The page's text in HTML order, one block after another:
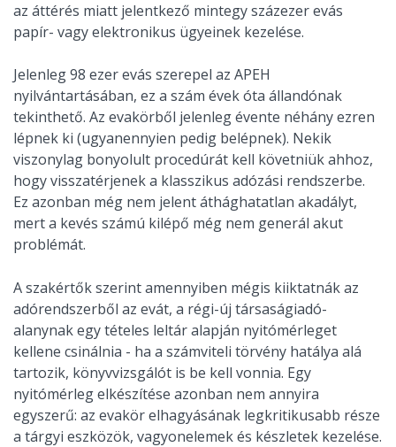
az áttérés miatt jelentkező mintegy százezer evás
papír- vagy elektronikus ügyeinek kezelése.
Jelenleg 98 ezer evás szerepel az APEH
nyilvántartásában, ez a szám évek óta állandónak
tekinthető. Az evakörből jelenleg évente néhány ezren
lépnek ki (ugyanennyien pedig belépnek). Nekik
viszonylag bonyolult procedúrát kell követniük ahhoz,
hogy visszatérjenek a klasszikus adózási rendszerbe.
Ez azonban még nem jelent áthághatatlan akadályt,
mert a kevés számú kilépő még nem generál akut
problémát.
A szakértők szerint amennyiben mégis kiiktatnák az
adórendszerből az evát, a régi-új társaságiadó-
alanynak egy tételes leltár alapján nyitómérleget
kellene csinálnia - ha a számviteli törvény hatálya alá
tartozik, könyvvizsgálót is be kell vonnia. Egy
nyitómérleg elkészítése azonban nem annyira
egyszerű: az evakör elhagyásának legkritikusabb része
a tárgyi eszközök, vagyonelemek és készletek kezelése.